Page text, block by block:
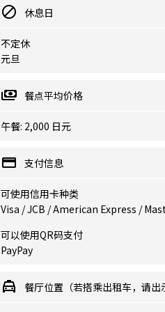
休息日
不定休
元旦
餐点平均价格
午餐: 2,000 日元
支付信息
可使用信用卡种类
Visa / JCB / American Express /
可以使用QR码支付
PayPay
餐厅位置（若搭乘出租车，请出